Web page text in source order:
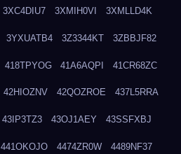
3XC4DIU7 3XMIH0VI 3XMLLD4K
3YXUATB4 3Z3344KT 3ZBBJF82
418TPYOG 41A6AQPI 41CR68ZC
42HIOZNV 42QOZROE 437L5RRA
43IP3TZ3 43OJ1AEY 43SSFXBJ
441OKOJO 4474ZR0W 4489NF37